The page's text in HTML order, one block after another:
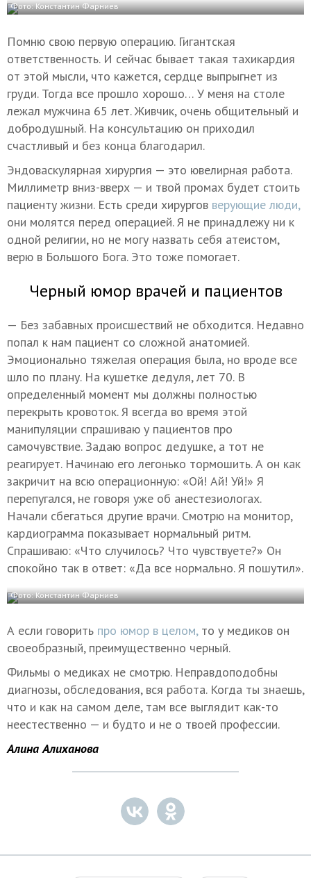
Фото: Константин Фарниев
Помню свою первую операцию. Гигантская
ответственность. И сейчас бывает такая тахикардия
от этой мысли, что кажется, сердце выпрыгнет из
груди. Тогда все прошло хорошо… У меня на столе
лежал мужчина 65 лет. Живчик, очень общительный и
добродушный. На консультацию он приходил
счастливый и без конца благодарил.
Эндоваскулярная хирургия — это ювелирная работа.
Миллиметр вниз-вверх — и твой промах будет стоить
пациенту жизни. Есть среди хирургов верующие люди,
они молятся перед операцией. Я не принадлежу ни к
одной религии, но не могу назвать себя атеистом,
верю в Большого Бога. Это тоже помогает.
Черный юмор врачей и пациентов
— Без забавных происшествий не обходится. Недавно
попал к нам пациент со сложной анатомией.
Эмоционально тяжелая операция была, но вроде все
шло по плану. На кушетке дедуля, лет 70. В
определенный момент мы должны полностью
перекрыть кровоток. Я всегда во время этой
манипуляции спрашиваю у пациентов про
самочувствие. Задаю вопрос дедушке, а тот не
реагирует. Начинаю его легонько тормошить. А он как
закричит на всю операционную: «Ой! Ай! Уй!» Я
перепугался, не говоря уже об анестезиологах.
Начали сбегаться другие врачи. Смотрю на монитор,
кардиограмма показывает нормальный ритм.
Спрашиваю: «Что случилось? Что чувствуете?» Он
спокойно так в ответ: «Да все нормально. Я пошутил».
Фото: Константин Фарниев
А если говорить про юмор в целом,то у медиков он
своеобразный, преимущественно черный.
Фильмы о медиках не смотрю. Неправдоподобны
диагнозы, обследования, вся работа. Когда ты знаешь,
что и как на самом деле, там все выглядит как-то
неестественно — и будто и не о твоей профессии.
Алина Алиханова